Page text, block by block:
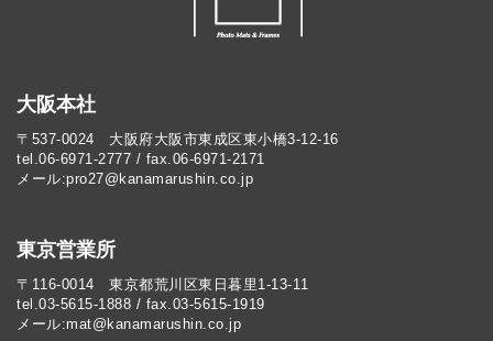
大阪本社
〒537-0024 大阪府大阪市東成区東小橋3-12-16
tel.06-6971-2777 / fax.06-6971-2171
メール:pro27@kanamarushin.co.jp​
東京営業所
〒116-0014 東京都荒川区東日暮里1-13-11
tel.03-5615-1888 / fax.03-5615-1919
メール:mat@kanamarushin.co.jp